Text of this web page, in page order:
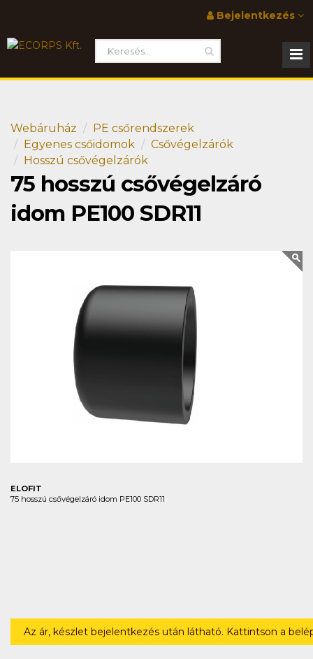
Bejelentkezés
Webáruház
PE csőrendszerek
Egyenes csőidomok
Csővégelzárók
Hosszú csővégelzárók
75 hosszú csővégelzáró
idom PE100 SDR11
ELOFIT
75 hosszú csővégelzáró idom PE100 SDR11
Az ár, készlet bejelentkezés után látható. Kattintson a